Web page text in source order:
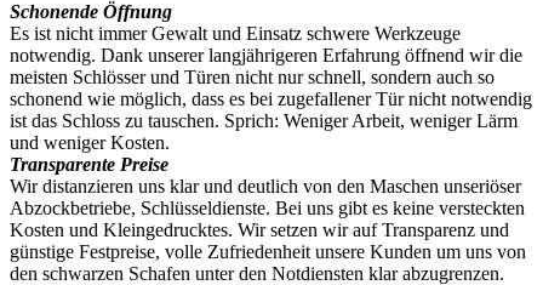
Schonende Öffnung
Es ist nicht immer Gewalt und Einsatz schwere Werkzeuge
notwendig. Dank unserer langjährigeren Erfahrung öffnend wir die
meisten Schlösser und Türen nicht nur schnell, sondern auch so
schonend wie möglich, dass es bei zugefallener Tür nicht notwendig
ist das Schloss zu tauschen. Sprich: Weniger Arbeit, weniger Lärm
und weniger Kosten.
Transparente Preise
Wir distanzieren uns klar und deutlich von den Maschen unseriöser
Abzockbetriebe, Schlüsseldienste. Bei uns gibt es keine versteckten
Kosten und Kleingedrucktes. Wir setzen wir auf Transparenz und
günstige Festpreise, volle Zufriedenheit unsere Kunden um uns von
den schwarzen Schafen unter den Notdiensten klar abzugrenzen.